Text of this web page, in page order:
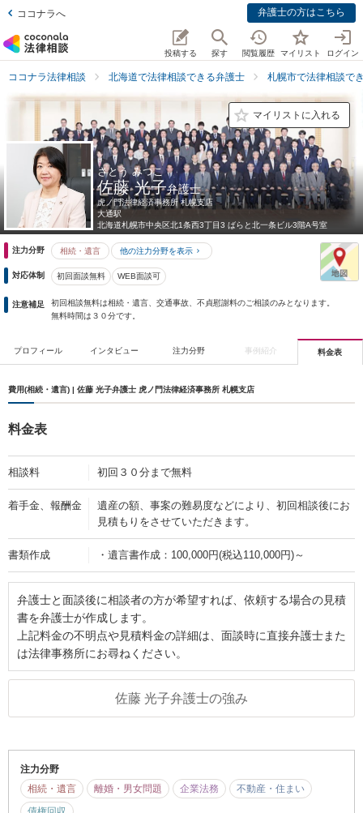
ココナラへ 弁護士の方はこちら
投稿する 探す 閲覧履歴 マイリスト ログイン
ココナラ法律相談 北海道で法律相談できる弁護士 札幌市で法律相談で
マイリストに入れる
さとう みつこ
佐藤 光子弁護士
虎ノ門法律経済事務所 札幌支店
大通駅
北海道札幌市中央区北1条西3丁目3 ばらと北一条ビル3階A号室
注力分野 相続・遺言 他の注力分野を表示
対応体制 初回面談無料 WEB面談可
注意補足
初回相談無料は相続・遺言、交通事故、不貞慰謝料のご相談のみとなります。
無料時間は３０分です。
プロフィール インタビュー 注力分野 事例紹介 料金表
費用(相続・遺言) | 佐藤 光子弁護士 虎ノ門法律経済事務所 札幌支店
料金表
相談料 初回３０分まで無料
着手金、報酬金
遺産の額、事案の難易度などにより、初回相談後にお
見積もりをさせていただきます。
書類作成 ・遺言書作成：100,000円(税込110,000円)～
弁護士と面談後に相談者の方が希望すれば、依頼する場合の見積
書を弁護士が作成します。
上記料金の不明点や見積料金の詳細は、面談時に直接弁護士また
は法律事務所にお尋ねください。
佐藤 光子弁護士の強み
注力分野
相続・遺言
離婚・男女問題 企業法務
不動産・住まい